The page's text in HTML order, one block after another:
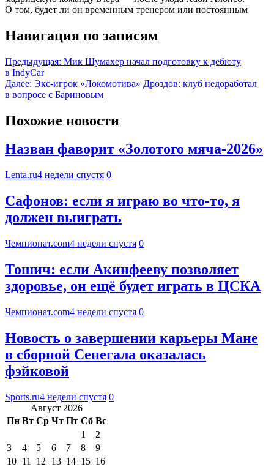
О том, будет ли он временным тренером или постоянным
Навигация по записям
Предыдущая: Мик Шумахер начал подготовку к дебюту
в IndyCar
Далее: Экс-игрок «Локомотива» Дроздов: клуб недоработал
в вопросе с Бариновым
Похожие новости
Назван фаворит «Золотого мяча-2026»
Lenta.ru4 недели спустя 0
Сафонов: если я играю во что-то, я
должен выиграть
Чемпионат.com4 недели спустя 0
Тошич: если Акинфееву позволяет
здоровье, он ещё будет играть в ЦСКА
Чемпионат.com4 недели спустя 0
Новость о завершении карьеры Мане
в сборной Сенегала оказалась
фэйковой
Sports.ru4 недели спустя 0
Август 2026
Пн Вт Ср Чт Пт Сб Вс
1
2
3
4 5 6 7 8
9
10 11 12 13 14 15 16